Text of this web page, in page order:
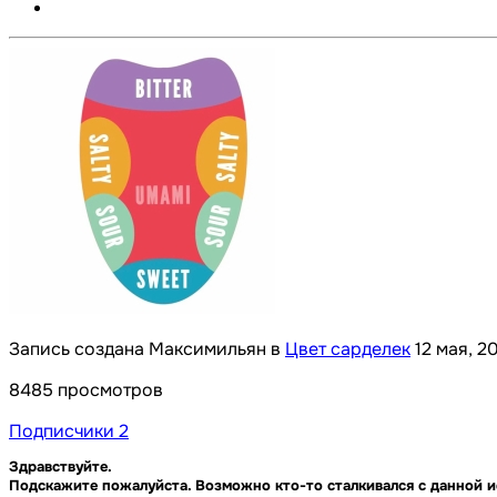
Запись создана Максимильян в Цвет сарделек12 мая,
8485 просмотров
Подписчики 2
Здравствуйте.
Подскажите пожалуйста. Возможно кто-то сталкивался с данной